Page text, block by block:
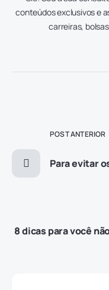
conteúdos exclusivos e
carreiras,
POST ANTERIOR
Para evitar
8 dicas para você